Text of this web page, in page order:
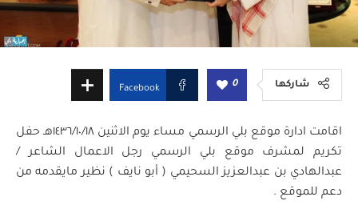
شاركها 0
Facebook
اقامت ادارة موقع بلي الرسمي مساء يوم الاثنين ١٤٣٦/١٠/١٨هـ حفل
تكريم لمشرف موقع بلي الرسمي رجل الاعمال الشاعر /
عبدالهادي بن عبدالعزيز السحيمي ( أبو نايف ) نظير مايقدمه من
دعم للموقع .